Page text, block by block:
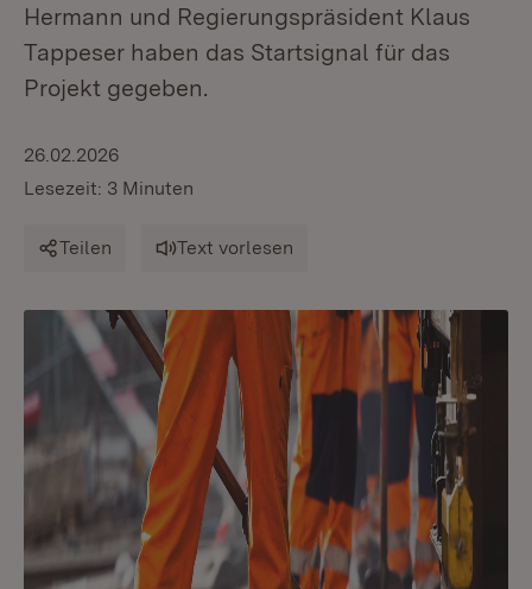
Hermann und Regierungspräsident Klaus
Tappeser haben das Startsignal für das
Projekt gegeben.
26.02.2026
Lesezeit: 3 Minuten
Teilen Text vorlesen